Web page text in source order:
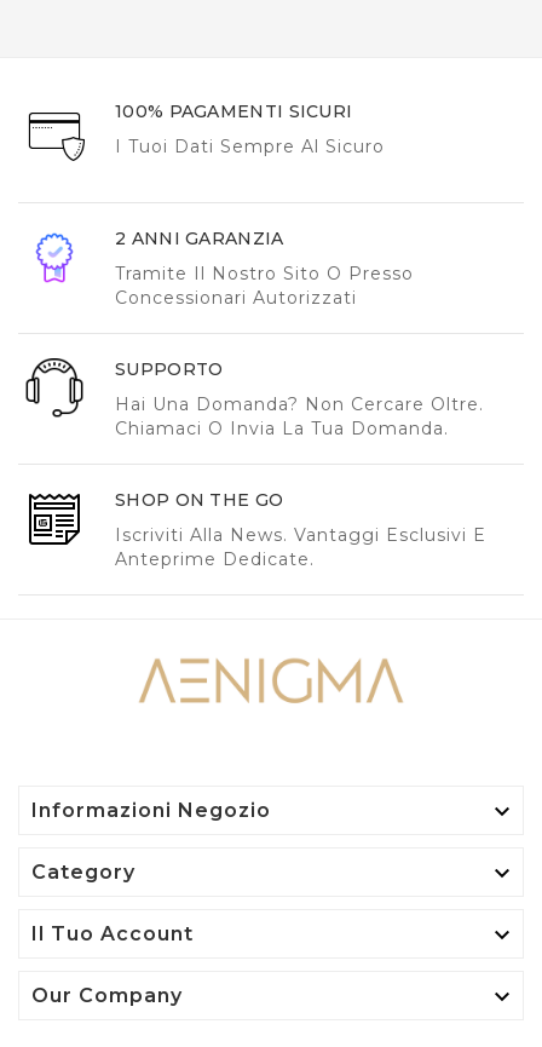
100% PAGAMENTI SICURI
I Tuoi Dati Sempre Al Sicuro
2 ANNI GARANZIA
Tramite Il Nostro Sito O Presso
Concessionari Autorizzati
SUPPORTO
Hai Una Domanda? Non Cercare Oltre.
Chiamaci O Invia La Tua Domanda.
SHOP ON THE GO
Iscriviti Alla News. Vantaggi Esclusivi E
Anteprime Dedicate.
Informazioni Negozio 
Category 
Il Tuo Account 
Our Company 